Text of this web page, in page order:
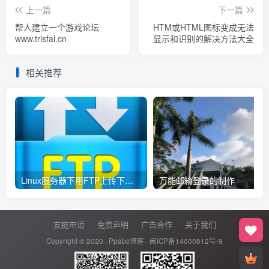
上一篇
帮人建立一个游戏论坛
www.trisfal.cn
下一篇
HTM或HTML图标变成无法
显示和识别的解决方法大全
相关推荐
Linux服务器下用FTP上传下载备份文件 万能邮箱登录的制作
友链申请 免责声明 广告合作 关于我们
Copyright © 2020 · Ppabc博客 · 闽ICP备14000812号-9